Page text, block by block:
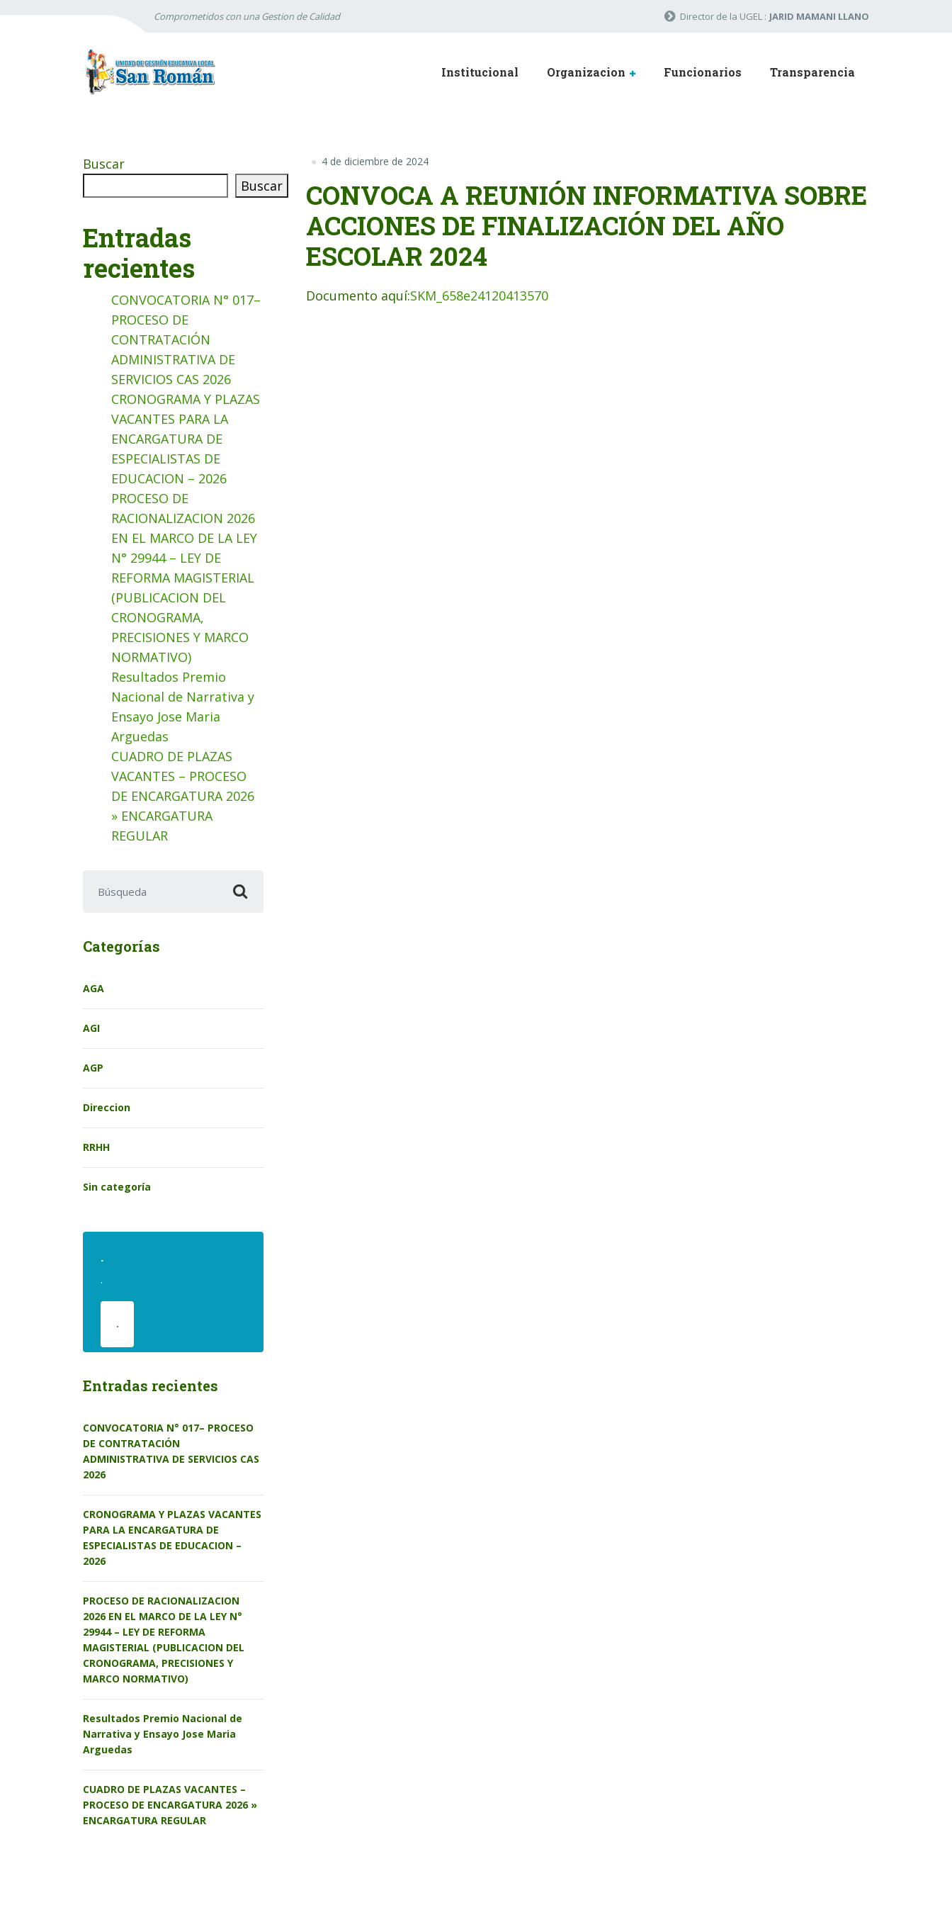
Comprometidos con una Gestion de Calidad Director de la UGEL : JARID MAMANI LLANO
Institucional Organizacion Funcionarios Transparencia
4 de diciembre de 2024
CONVOCA A REUNIÓN INFORMATIVA SOBRE
ACCIONES DE FINALIZACIÓN DEL AÑO
ESCOLAR 2024
Documento aquí:SKM_658e24120413570
Buscar
Buscar
Entradas
recientes
CONVOCATORIA N° 017–
PROCESO DE
CONTRATACIÓN
ADMINISTRATIVA DE
SERVICIOS CAS 2026
CRONOGRAMA Y PLAZAS
VACANTES PARA LA
ENCARGATURA DE
ESPECIALISTAS DE
EDUCACION – 2026
PROCESO DE
RACIONALIZACION 2026
EN EL MARCO DE LA LEY
N° 29944 – LEY DE
REFORMA MAGISTERIAL
(PUBLICACION DEL
CRONOGRAMA,
PRECISIONES Y MARCO
NORMATIVO)
Resultados Premio
Nacional de Narrativa y
Ensayo Jose Maria
Arguedas
CUADRO DE PLAZAS
VACANTES – PROCESO
DE ENCARGATURA 2026
» ENCARGATURA
REGULAR
Categorías
AGA
AGI
AGP
Direccion
RRHH
Sin categoría
.
.
.
Entradas recientes
CONVOCATORIA N° 017– PROCESO
DE CONTRATACIÓN
ADMINISTRATIVA DE SERVICIOS CAS
2026
CRONOGRAMA Y PLAZAS VACANTES
PARA LA ENCARGATURA DE
ESPECIALISTAS DE EDUCACION –
2026
PROCESO DE RACIONALIZACION
2026 EN EL MARCO DE LA LEY N°
29944 – LEY DE REFORMA
MAGISTERIAL (PUBLICACION DEL
CRONOGRAMA, PRECISIONES Y
MARCO NORMATIVO)
Resultados Premio Nacional de
Narrativa y Ensayo Jose Maria
Arguedas
CUADRO DE PLAZAS VACANTES –
PROCESO DE ENCARGATURA 2026 »
ENCARGATURA REGULAR